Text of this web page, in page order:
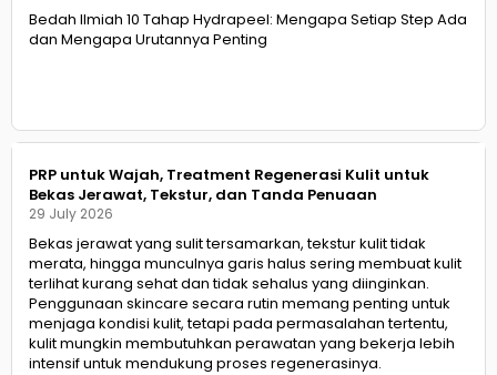
Bedah Ilmiah 10 Tahap Hydrapeel: Mengapa Setiap Step Ada
dan Mengapa Urutannya Penting
PRP untuk Wajah, Treatment Regenerasi Kulit untuk
Bekas Jerawat, Tekstur, dan Tanda Penuaan
29 July 2026
Bekas jerawat yang sulit tersamarkan, tekstur kulit tidak
merata, hingga munculnya garis halus sering membuat kulit
terlihat kurang sehat dan tidak sehalus yang diinginkan.
Penggunaan skincare secara rutin memang penting untuk
menjaga kondisi kulit, tetapi pada permasalahan tertentu,
kulit mungkin membutuhkan perawatan yang bekerja lebih
intensif untuk mendukung proses regenerasinya.